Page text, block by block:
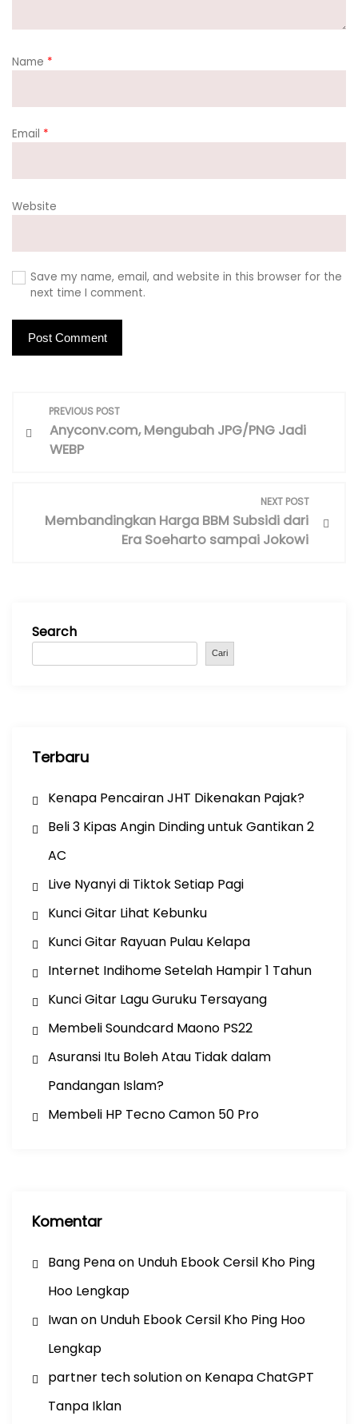
Name *
Email *
Website
Save my name, email, and website in this browser for the
next time I comment.
PREVIOUS POST
Anyconv.com, Mengubah JPG/PNG Jadi
WEBP
NEXT POST
Membandingkan Harga BBM Subsidi dari
Era Soeharto sampai Jokowi
Search
Cari
Terbaru
Kenapa Pencairan JHT Dikenakan Pajak?
Beli 3 Kipas Angin Dinding untuk Gantikan 2
AC
Live Nyanyi di Tiktok Setiap Pagi
Kunci Gitar Lihat Kebunku
Kunci Gitar Rayuan Pulau Kelapa
Internet Indihome Setelah Hampir 1 Tahun
Kunci Gitar Lagu Guruku Tersayang
Membeli Soundcard Maono PS22
Asuransi Itu Boleh Atau Tidak dalam
Pandangan Islam?
Membeli HP Tecno Camon 50 Pro
Komentar
Bang Penaon Unduh Ebook Cersil Kho Ping
Hoo Lengkap
Iwanon Unduh Ebook Cersil Kho Ping Hoo
Lengkap
partner tech solutionon Kenapa ChatGPT
Tanpa Iklan